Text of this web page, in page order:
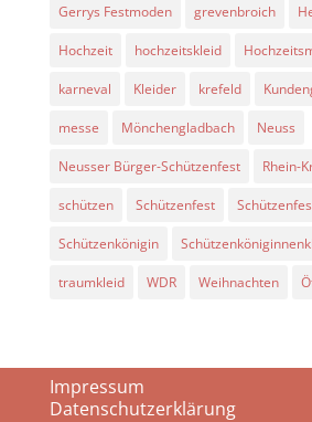
Gerrys Festmoden grevenbroich
Hochzeit hochzeitskleid
karneval Kleider krefeld
messe Mönchengladbach Neuss
Neusser Bürger-Schützenfest Rhein-
schützen Schützenfest
Schützenkönigin
traumkleid WDR Weihnachten
Impressum
Datenschutzerklärung